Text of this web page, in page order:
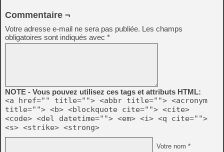
Commentaire ¬
Votre adresse e-mail ne sera pas publiée. Les champs
obligatoires sont indiqués avec *
NOTE - Vous pouvez utilisez ces tags et attributs HTML:
<a href="" title=""> <abbr title=""> <acronym
title=""> <b> <blockquote cite=""> <cite>
<code> <del datetime=""> <em> <i> <q cite="">
<s> <strike> <strong>
Votre nom *